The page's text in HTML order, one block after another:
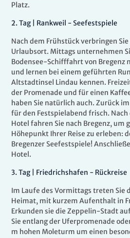
Platz.
2. Tag | Rankweil - Seefestspiele
Nach dem Frühstück verbringen
Urlaubsort. Mittags unternehmen
Bodensee-Schifffahrt von Bregenz
und lernen bei einem geführten
Altstadtinsel Lindau kennen.
der Promenade und für einen
haben Sie natürlich auch. Zurück
für den Festspielabend frisch.
Hotel fahren Sie nach Bregenz, um
Höhepunkt Ihrer Reise zu erleben:
Bregenzer Seefestspiele!
Hotel.
3. Tag | Friedrichshafen - Rückreise
Im Laufe des Vormittags treten Sie
Heimat, mit kurzem Aufenthalt in
Erkunden sie die Zeppelin-Stadt
Sie entlang der Uferpromenade
m hohen Moleturm um einen